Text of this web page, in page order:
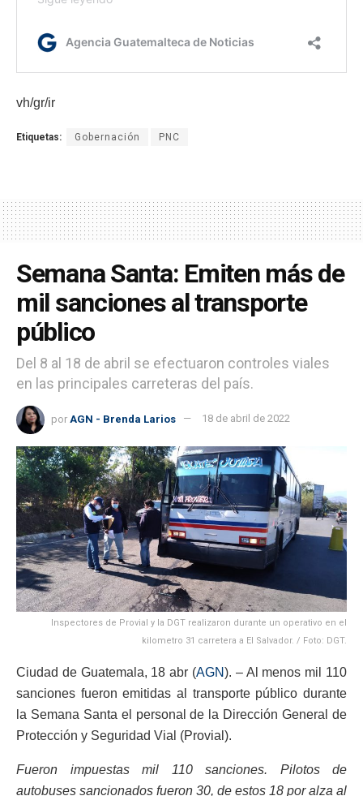
vh/gr/ir
Etiquetas: Gobernación PNC
Semana Santa: Emiten más de
mil sanciones al transporte
público
Del 8 al 18 de abril se efectuaron controles viales
en las principales carreteras del país.
por AGN - Brenda Larios 18 de abril de 2022
Inspectores de Provial y la DGT realizaron durante un operativo en el
kilometro 31 carretera a El Salvador. / Foto: DGT.
Ciudad de Guatemala, 18 abr (AGN). – Al menos mil 110
sanciones fueron emitidas al transporte público durante
la Semana Santa el personal de la Dirección General de
Protección y Seguridad Vial (Provial).
Fueron impuestas mil 110 sanciones. Pilotos de
autobuses sancionados fueron 30, de estos 18 por alza al